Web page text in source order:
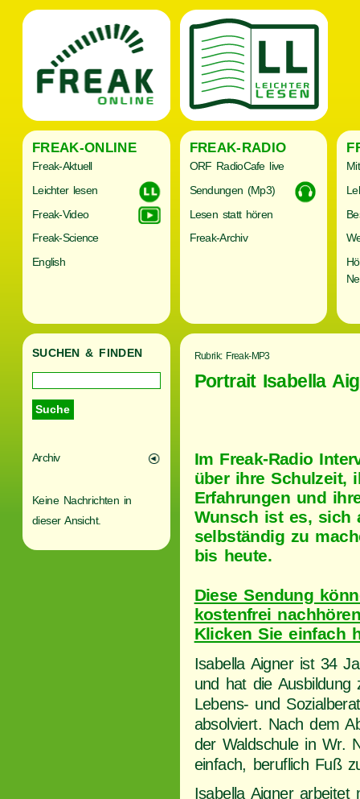
FREAK-ONLINE
Freak-Aktuell
Leichter lesen
Freak-Video
Freak-Science
English
FREAK-RADIO
ORF RadioCafe live
Sendungen (Mp3)
Lesen statt hören
Freak-Archiv
SUCHEN & FINDEN
Archiv
Keine Nachrichten in
dieser Ansicht.
Rubrik: Freak-MP3
Portrait Isabella
Im Freak-Radio
über ihre Schulzeit,
Erfahrungen und
Wunsch ist es, sich
selbständig zu
bis heute.
Diese Sendung
kostenfrei
Klicken Sie einfach
Isabella Aigner ist 34
und hat die Ausbildung
Lebens- und
absolviert. Nach dem
der Waldschule in Wr.
einfach, beruflich Fuß
Isabella Aigner arbeitet